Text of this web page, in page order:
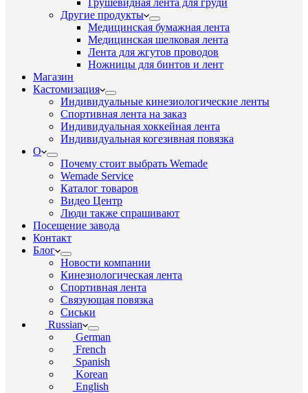
Грушевидная лента для груди
Другие продукты
Медицинская бумажная лента
Медицинская шелковая лента
Лента для жгутов проводов
Ножницы для бинтов и лент
Магазин
Кастомизация
Индивидуальные кинезиологические ленты
Спортивная лента на заказ
Индивидуальная хоккейная лента
Индивидуальная когезивная повязка
О
Почему стоит выбрать Wemade
Wemade Service
Каталог товаров
Видео Центр
Люди также спрашивают
Посещение завода
Контакт
Блог
Новости компании
Кинезиологическая лента
Спортивная лента
Связующая повязка
Сиськи
Russian
German
French
Spanish
Korean
English